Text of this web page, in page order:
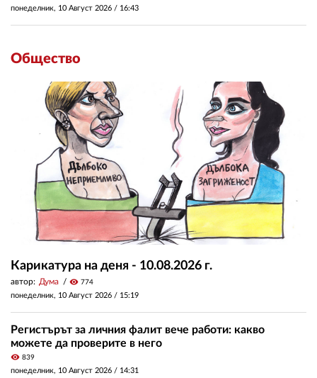
понеделник, 10 Август 2026 / 16:43
Общество
Карикатура на деня - 10.08.2026 г.
автор: Дума visibility 774
понеделник, 10 Август 2026 / 15:19
Регистърът за личния фалит вече работи: какво
можете да проверите в него
visibility 839
понеделник, 10 Август 2026 / 14:31